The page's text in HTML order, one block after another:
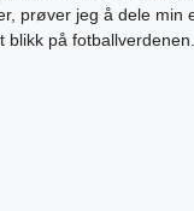
prøver jeg å dele min
blikk på fotballverdenen.